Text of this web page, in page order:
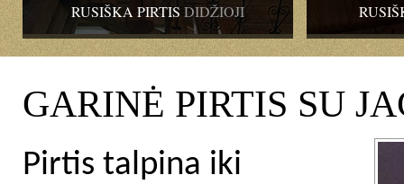
RUSIŠKA PIRTIS DIDŽIOJI
GARINĖ PIRTIS SU
Pirtis talpina iki